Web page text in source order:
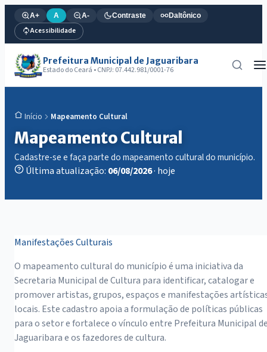
A+ A A- Contraste Daltônico
Acessibilidade
Prefeitura Municipal de Jaguaribara
Estado do Ceará • CNPJ: 07.442.981/0001-76
Início Mapeamento Cultural
Mapeamento Cultural
Cadastre-se e faça parte do mapeamento cultural do município.
Última atualização: 06/08/2026· hoje
Manifestações Culturais
O mapeamento cultural do município é uma iniciativa da
Secretaria Municipal de Cultura para identificar, catalogar e
promover artistas, grupos, espaços e manifestações
locais. Este cadastro apoia a formulação de políticas públicas
para o setor e fortalece o vínculo entre Prefeitura Municipal
Jaguaribara e os fazedores de cultura.